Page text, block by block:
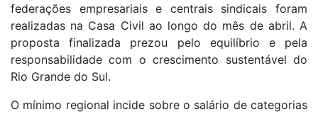
federações empresariais e centrais sindicais foram
realizadas na Casa Civil ao longo do mês de abril. A
proposta finalizada prezou pelo equilíbrio e pela
responsabilidade com o crescimento sustentável do
Rio Grande do Sul.
O mínimo regional incide sobre o salário de categorias